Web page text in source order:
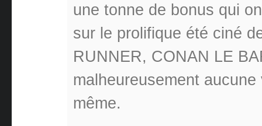
une tonne de bonus qui
sur le prolifique été ciné
RUNNER, CONAN LE
malheureusement
même.